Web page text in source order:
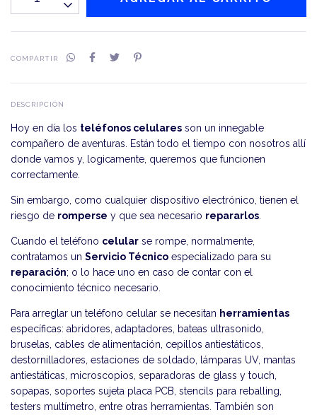
COMPARTIR
DESCRIPCIÓN
Hoy en día los teléfonos celulares son un innegable
compañero de aventuras. Están todo el tiempo con nosotros allí
donde vamos y, logicamente, queremos que funcionen
correctamente.
Sin embargo, como cualquier dispositivo electrónico, tienen el
riesgo de romperse y que sea necesario repararlos
Cuando el teléfono celular se rompe, normalmente,
contratamos un Servicio Técnico especializado para su
reparación; o lo hace uno en caso de contar con el
conocimiento técnico necesario.
Para arreglar un teléfono celular se necesitan herramientas
específicas: abridores, adaptadores, bateas ultrasonido,
bruselas, cables de alimentación, cepillos antiestáticos,
destornilladores, estaciones de soldado, lámparas UV, mantas
antiestáticas, microscopios, separadoras de glass y touch,
sopapas, soportes sujeta placa PCB, stencils para reballing,
testers multímetro, entre otras herramientas. También son